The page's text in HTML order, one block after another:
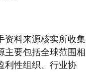
资料来源核实所收集
主要包括全球范围相
利性组织、行业协